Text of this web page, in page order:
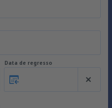
Data de regresso